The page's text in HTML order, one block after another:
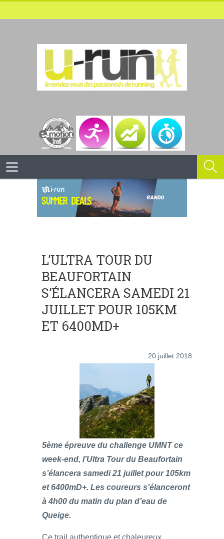
L’ULTRA TOUR DU
BEAUFORTAIN
S’ÉLANCERA SAMEDI 21
JUILLET POUR 105KM
ET 6400MD+
20 juillet 2018
5ème épreuve du challenge UMNT ce
week-end, l’Ultra Tour du Beaufortain
s’élancera samedi 21 juillet pour 105km
et 6400mD+. Les coureurs s’élanceront
à 4h00 du matin du plan d’eau de
Queige.